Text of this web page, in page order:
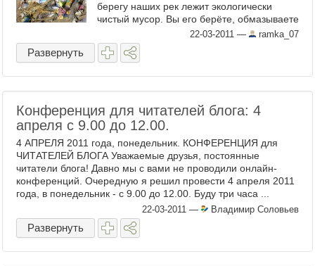
берегу наших рек лежит экологически
чистый мусор. Вы его берёте, обмазываете
22-03-2011 — ramka_07
Развернуть
Конференция для читателей блога: 4
апреля с 9.00 до 12.00.
4 АПРЕЛЯ 2011 года, понедельник. КОНФЕРЕНЦИЯ для
ЧИТАТЕЛЕЙ БЛОГА Уважаемые друзья, постоянные
читатели блога! Давно мы с вами не проводили онлайн-
конференций. Очередную я решил провести 4 апреля 2011
года, в понедельник - с 9.00 до 12.00. Буду три часа ...
22-03-2011 — Владимир Соловьев
Развернуть